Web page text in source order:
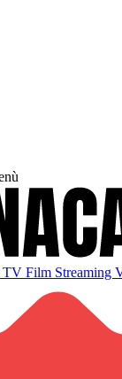
TV Film Streaming